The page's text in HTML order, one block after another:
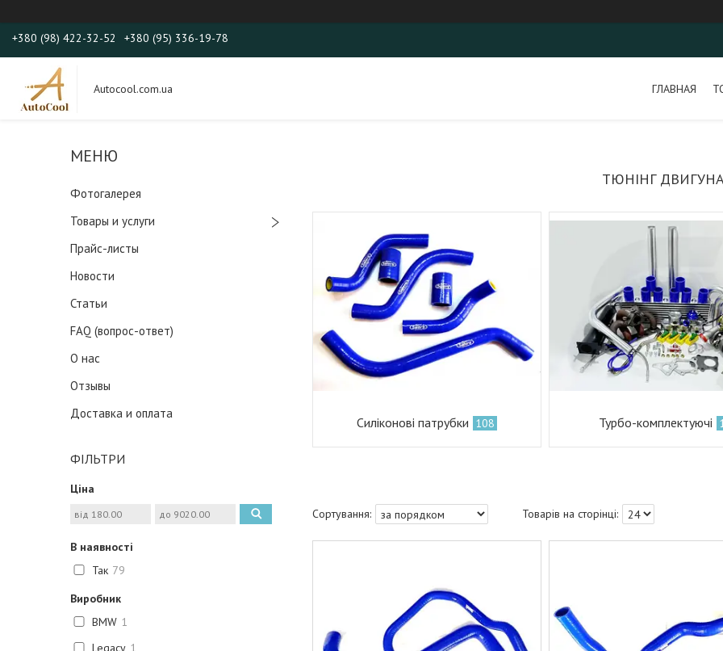
+380 (98) 422-32-52 +380 (95) 336-19-78
Autocool.com.ua ГЛАВНАЯ
Фотогалерея
Товары и услуги
Прайс-листы
Новости
Статьи
FAQ (вопрос-ответ)
О нас
Отзывы
Доставка и оплата
ФІЛЬТРИ
Ціна
В наявності
Так 79
Виробник
BMW 1
Legacy 1
ТЮНІНГ
Силіконові патрубки 108 Турбо-комплектуючі